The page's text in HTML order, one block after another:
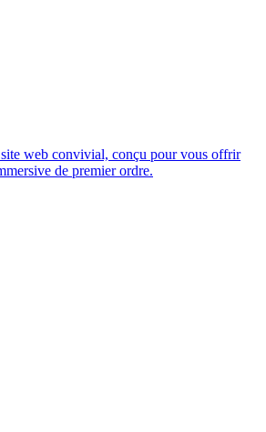
web convivial, conçu pour vous offrir
de premier ordre.